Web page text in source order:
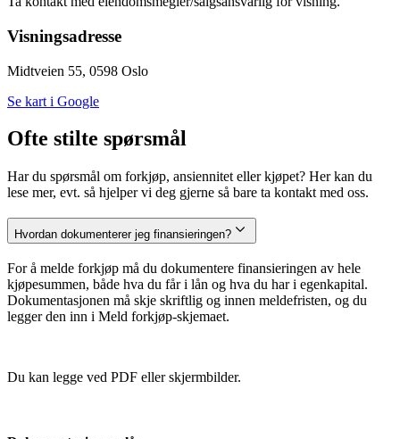
Visningsadresse
Midtveien 55, 0598 Oslo
Se kart i Google
Ofte stilte spørsmål
Har du spørsmål om forkjøp, ansiennitet eller kjøpet? Her kan du
lese mer, evt. så hjelper vi deg gjerne så bare ta kontakt med oss.
Hvordan dokumenterer jeg finansieringen?
For å melde forkjøp må du dokumentere finansieringen av hele
kjøpesummen, både hva du får i lån og hva du har i egenkapital.
Dokumentasjonen må skje skriftlig og innen meldefristen, og du
legger den inn i Meld forkjøp-skjemaet.
Du kan legge ved PDF eller skjermbilder.